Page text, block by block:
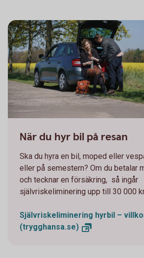
När du hyr bil på resan
Ska du hyra en bil, moped eller
eller på semestern? Om du betalar
och tecknar en försäkring, så ingår
självriskeliminering upp till 30 000
Självriskeliminering hyrbil –
(trygghansa.se)